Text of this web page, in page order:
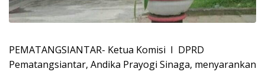
PEMATANGSIANTAR- Ketua Komisi I DPRD
Pematangsiantar, Andika Prayogi Sinaga, menyarankan